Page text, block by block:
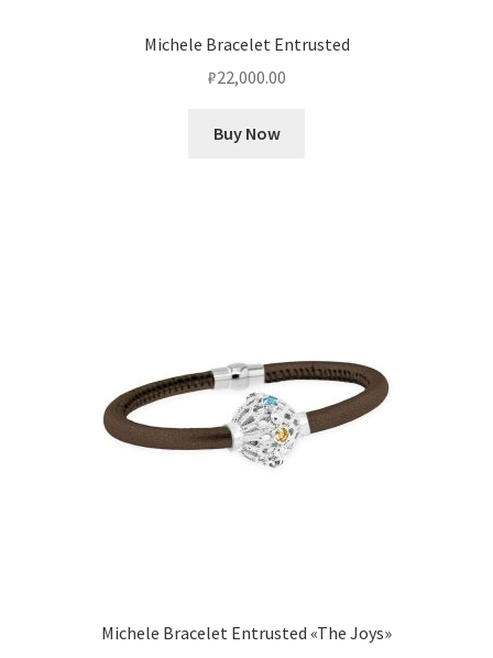
Michele Bracelet Entrusted
₽22,000.00
Buy Now
Michele Bracelet Entrusted «The Joys»